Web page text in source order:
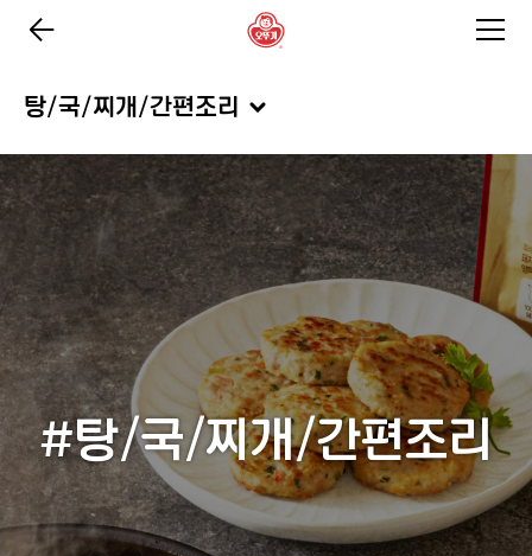
탕/국/찌개/간편조리
#탕/국/찌개/간편조리